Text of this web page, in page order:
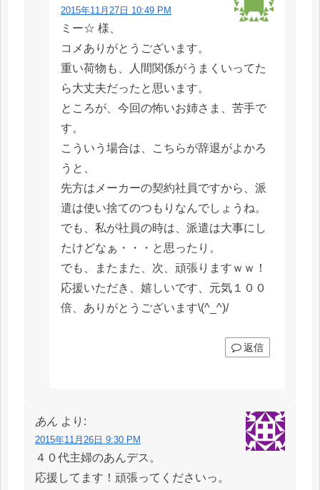
2015年11月27日 10:49 PM
ミー☆ 様、
コメありがとうございます。
重い荷物も、人間関係がうまくいってた
ら大丈夫だったと思います。
ところが、今回の怖いお姉さま、苦手で
す。
こういう場合は、こちらが辞退がよかろ
うと、
先方はメーカーの契約社員ですから、派
遣は使い捨てのつもりなんでしょうね。
でも、私が社員の時は、派遣は大事にし
たけどなぁ・・・と思ったり。
でも、またまた、次、頑張りますｗｗ！
応援いただき、嬉しいです、元気１００
倍、ありがとうございます\(^_^)/
返信
あん より:
2015年11月26日 9:30 PM
４０代主婦のあんデス。
応援してます！頑張ってくださいっ。